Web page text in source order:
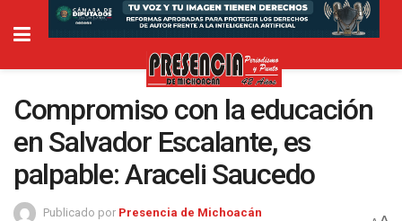
Compromiso con la educación
en Salvador Escalante, es
palpable: Araceli Saucedo
Publicado por Presencia de Michoacán